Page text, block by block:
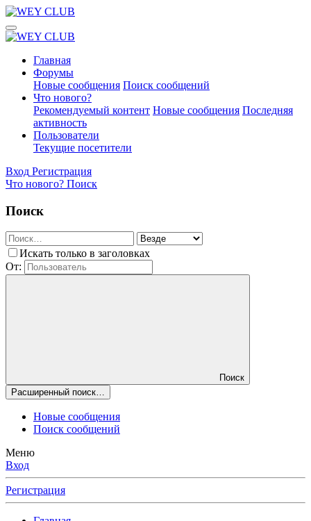
Главная
Форумы
Новые сообщения Поиск сообщений
Что нового?
Рекомендуемый контент Новые сообщения Последняя
активность
Пользователи
Текущие посетители
Вход Регистрация
Что нового? Поиск
Поиск
Искать только в заголовках
От:
Поиск
Расширенный поиск…
Новые сообщения
Поиск сообщений
Меню
Вход
Регистрация